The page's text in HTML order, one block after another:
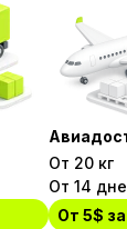
От 20 кг
От 14
От 5$ за